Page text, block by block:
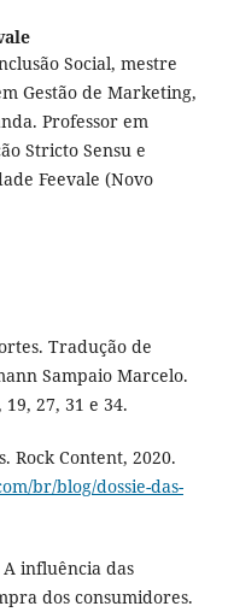
Social, mestre
Gestão de Marketing,
Professor em
Stricto Sensu e
Feevale (Novo
Tradução de
Sampaio Marcelo.
27, 31 e 34.
Rock Content, 2020.
br/blog/dossie-das-
A influência das
dos consumidores.